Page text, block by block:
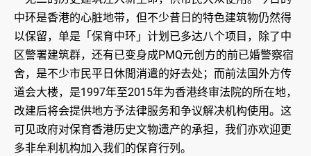
中环是香港的心脏地带，但不少昔日的特色建筑物仍然得
以保留，单是「保育中环」计划已多达八个项目，除了中
区警署建筑群，还有已变身成PMQ元创方的前已婚警察宿
舍，是不少市民平日休閒消遣的好去处；而前法国外方传
道会大楼，是1997年至2015年为香港终审法院的所在地，
改建后将会提供地方予法律服务和争议解决机构使用。这
可见政府对保育香港历史文物遗产的承担，我们亦欢迎更
多非牟利机构加入我们的保育行列。